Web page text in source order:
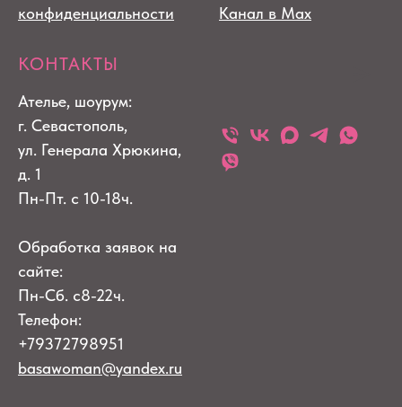
конфиденциальности
Канал в Max
КОНТАКТЫ
Ателье, шоурум:
г. Севастополь,
ул. Генерала Хрюкина,
д. 1
Пн-Пт. с 10-18ч.
Обработка заявок на
сайте:
Пн-Сб. с8-22ч.
Телефон:
+79372798951
basawoman@yandex.ru